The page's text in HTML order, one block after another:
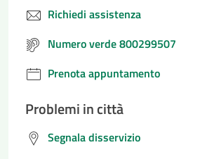
Richiedi assistenza
Numero verde 800299507
Prenota appuntamento
Problemi in città
Segnala disservizio